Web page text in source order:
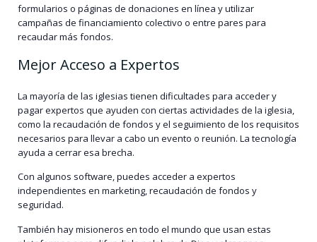
formularios o páginas de donaciones en línea y utilizar
campañas de financiamiento colectivo o entre pares para
recaudar más fondos.
Mejor Acceso a Expertos
La mayoría de las iglesias tienen dificultades para acceder y
pagar expertos que ayuden con ciertas actividades de la iglesia,
como la recaudación de fondos y el seguimiento de los requisitos
necesarios para llevar a cabo un evento o reunión. La tecnología
ayuda a cerrar esa brecha.
Con algunos software, puedes acceder a expertos
independientes en marketing, recaudación de fondos y
seguridad.
También hay misioneros en todo el mundo que usan estas